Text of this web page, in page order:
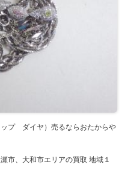
プ ダイヤ）売るならおたからや
市、大和市エリアの買取 地域１